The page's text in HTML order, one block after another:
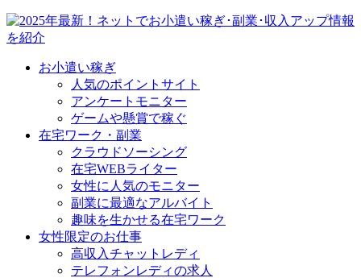
お小遣い稼ぎ
人気のポイントサイト
アンケートモニター
ゲームや懸賞で稼ぐ
在宅ワーク・副業
クラウドソーシング
在宅WEBライター
女性に人気のモニター
副業に最適なアルバイト
趣味を生かせる在宅ワーク
女性限定のお仕事
高収入チャットレディ
テレフォンレディの求人